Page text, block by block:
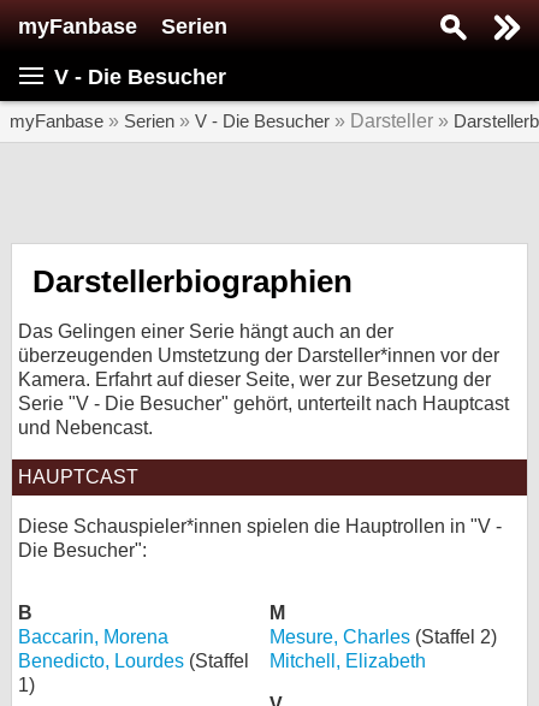
myFanbase Serien
V - Die Besucher
myFanbase » Serien » V - Die Besucher » Darsteller »
Darstellerbiographien
Das Gelingen einer Serie hängt auch an der
überzeugenden Umstetzung der Darsteller*innen vor der
Kamera. Erfahrt auf dieser Seite, wer zur Besetzung der
Serie "V - Die Besucher" gehört, unterteilt nach Hauptcast
und Nebencast.
HAUPTCAST
Diese Schauspieler*innen spielen die Hauptrollen in "V -
Die Besucher":
B
Baccarin, Morena
Benedicto, Lourdes (Staffel
1)
M
Mesure, Charles (Staffel 2)
Mitchell, Elizabeth
SERIEN
KULTUR
Specials
Forum
bei Facebook
Kontakt